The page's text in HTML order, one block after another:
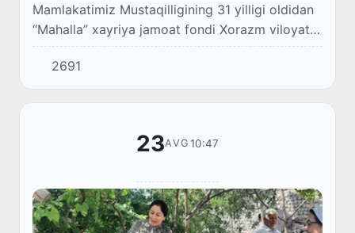
Mamlakatimiz Mustaqilligining 31 yilligi oldidan
“Mahalla” xayriya jamoat fondi Xorazm viloyat
bo'limi tomonidan viloyatdagi 40 dan ziyod
mahalla fuqarolar yig'inlariga zamonaviy m...
2691
23AVG 10:47